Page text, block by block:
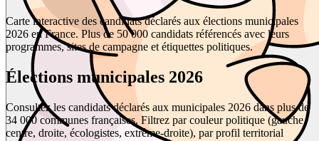
Carte interactive des candidats déclarés aux élections municipales
2026 en France. Plus de 50 000 candidats référencés avec leurs
programmes, sites de campagne et étiquettes politiques.
Élections municipales 2026
Consultez les candidats déclarés aux municipales 2026 dans plus de
34 000 communes françaises. Filtrez par couleur politique (gauche,
centre, droite, écologistes, extrême-droite), par profil territorial